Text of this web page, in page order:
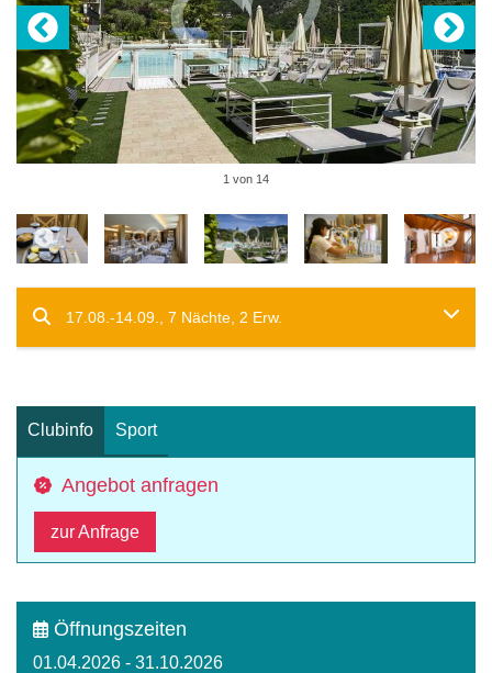
1 von 14
17.08.-14.09., 7 Nächte, 2 Erw.
Clubinfo Sport
Angebot anfragen
zur Anfrage
Öffnungszeiten
01.04.2026 - 31.10.2026